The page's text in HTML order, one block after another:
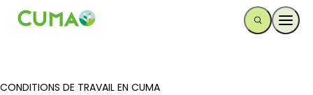
CONDITIONS DE TRAVAIL EN CUMA